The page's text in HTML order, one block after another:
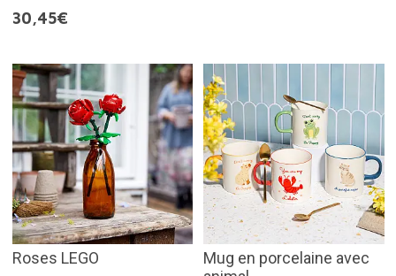
30,45€
Roses LEGO
Mug en porcelaine avec